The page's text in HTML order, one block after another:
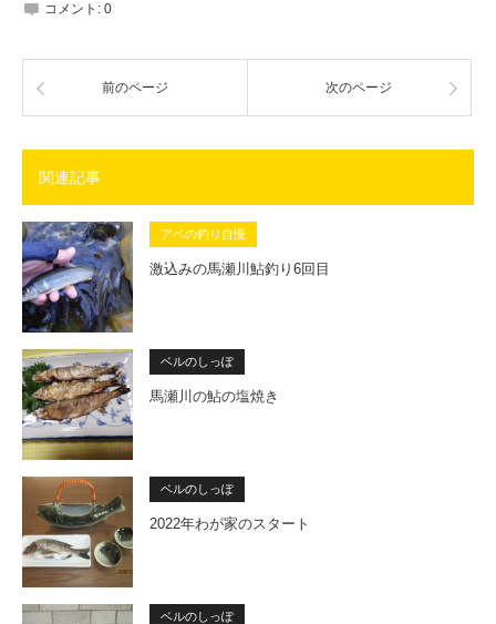
コメント: 0
前のページ 次のページ
関連記事
アベの釣り自慢
激込みの馬瀬川鮎釣り6回目
ベルのしっぽ
馬瀬川の鮎の塩焼き
ベルのしっぽ
2022年わが家のスタート
ベルのしっぽ